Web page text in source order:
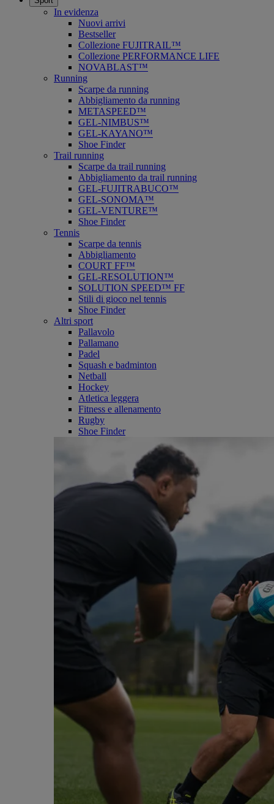
In evidenza
Nuovi arrivi
Bestseller
Collezione FUJITRAIL™
Collezione PERFORMANCE LIFE
NOVABLAST™
Running
Scarpe da running
Abbigliamento da running
METASPEED™
GEL-NIMBUS™
GEL-KAYANO™
Shoe Finder
Trail running
Scarpe da trail running
Abbigliamento da trail running
GEL-FUJITRABUCO™
GEL-SONOMA™
GEL-VENTURE™
Shoe Finder
Tennis
Scarpe da tennis
Abbigliamento
COURT FF™
GEL-RESOLUTION™
SOLUTION SPEED™ FF
Stili di gioco nel tennis
Shoe Finder
Altri sport
Pallavolo
Pallamano
Padel
Squash e badminton
Netball
Hockey
Atletica leggera
Fitness e allenamento
Rugby
Shoe Finder